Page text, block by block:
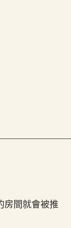
房間就會被推